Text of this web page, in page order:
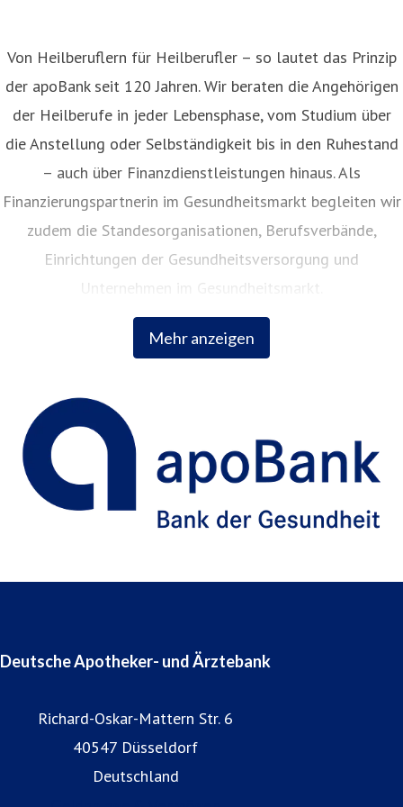
Mehr anzeigen
Von Heilberuflern für Heilberufler – so lautet das Prinzip
der apoBank seit 120 Jahren. Wir beraten die Angehörigen
der Heilberufe in jeder Lebensphase, vom Studium über
die Anstellung oder Selbständigkeit bis in den Ruhestand
– auch über Finanzdienstleistungen hinaus. Als
Finanzierungspartnerin im Gesundheitsmarkt begleiten wir
zudem die Standesorganisationen, Berufsverbände,
Einrichtungen der Gesundheitsversorgung und
Unternehmen im Gesundheitsmarkt.
Deutsche Apotheker- und Ärztebank
Richard-Oskar-Mattern Str. 6
40547 Düsseldorf
Deutschland